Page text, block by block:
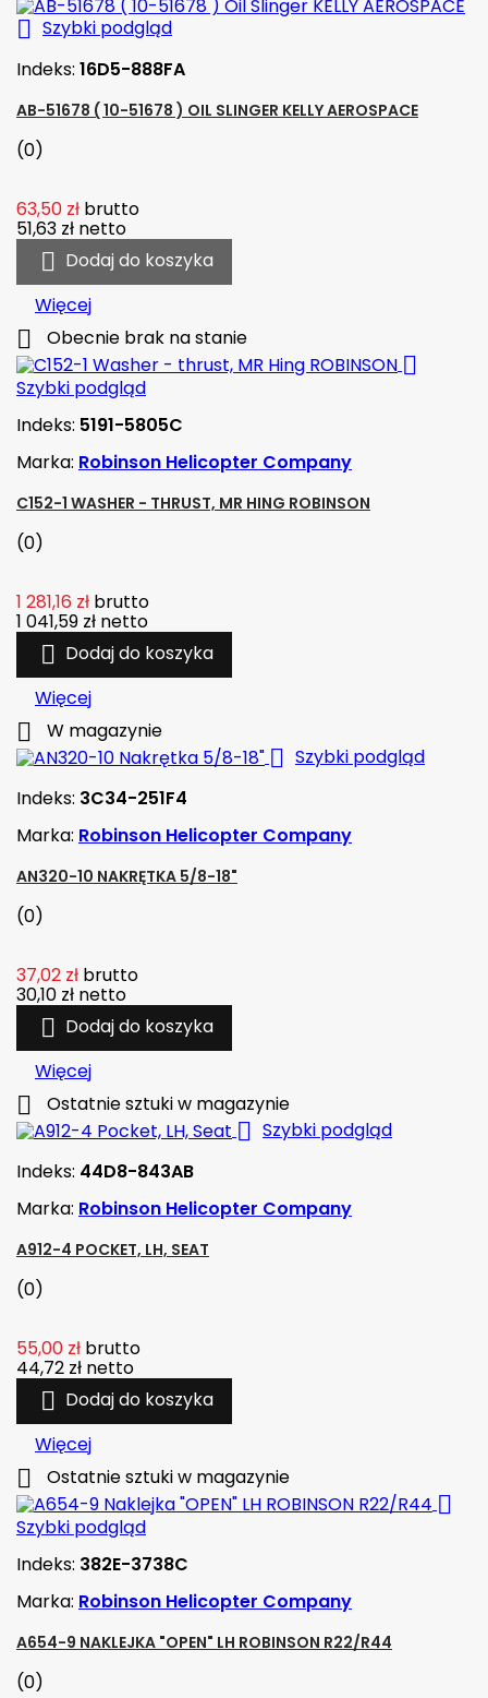
 Szybki podgląd
Indeks: 16D5-888FA
AB-51678 ( 10-51678 ) OIL SLINGER KELLY AEROSPACE
(0)
63,50 zł brutto
51,63 zł netto
 Dodaj do koszyka
Więcej
 Obecnie brak na stanie

Szybki podgląd
Indeks: 5191-5805C
Marka: Robinson Helicopter Company
C152-1 WASHER - THRUST, MR HING ROBINSON
(0)
1 281,16 zł brutto
1 041,59 zł netto
 Dodaj do koszyka
Więcej
 W magazynie
 Szybki podgląd
Indeks: 3C34-251F4
Marka: Robinson Helicopter Company
AN320-10 NAKRĘTKA 5/8-18"
(0)
37,02 zł brutto
30,10 zł netto
 Dodaj do koszyka
Więcej
 Ostatnie sztuki w magazynie
 Szybki podgląd
Indeks: 44D8-843AB
Marka: Robinson Helicopter Company
A912-4 POCKET, LH, SEAT
(0)
55,00 zł brutto
44,72 zł netto
 Dodaj do koszyka
Więcej
 Ostatnie sztuki w magazynie

Szybki podgląd
Indeks: 382E-3738C
Marka: Robinson Helicopter Company
A654-9 NAKLEJKA "OPEN" LH ROBINSON R22/R44
(0)